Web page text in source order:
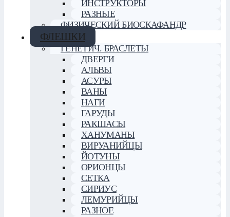
ИНСТРУКТОРЫ
РАЗНЫЕ
ФИЗИЧЕСКИЙ БИОСКАФАНДР
ФЛЕШКИ
ГЕНЕТИЧ. БРАСЛЕТЫ
ДВЕРГИ
АЛЬВЫ
АСУРЫ
ВАНЫ
НАГИ
ГАРУДЫ
РАКШАСЫ
ХАНУМАНЫ
ВИРУАНИЙЦЫ
ЙОТУНЫ
ОРИОНЦЫ
СЕТКА
СИРИУС
ЛЕМУРИЙЦЫ
РАЗНОЕ